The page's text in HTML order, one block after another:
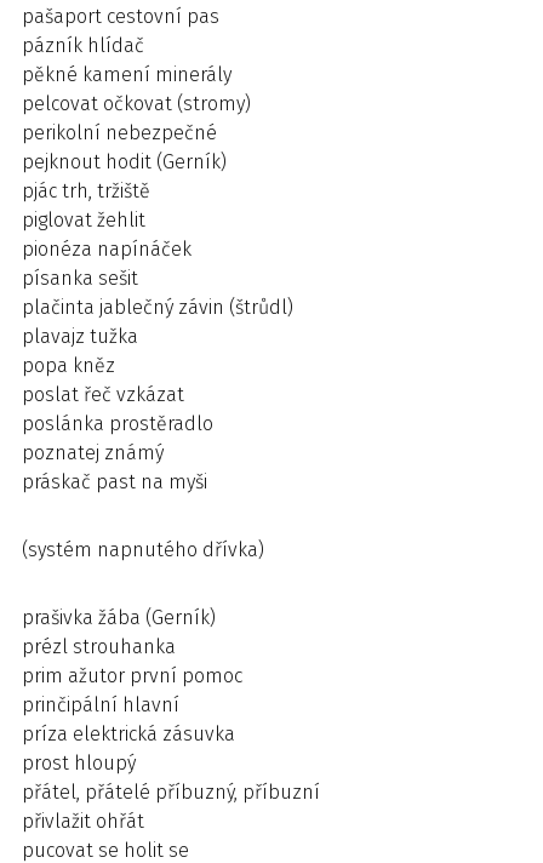
pašaport cestovní pas
pázník hlídač
pěkné kamení minerály
pelcovat očkovat (stromy)
perikolní nebezpečné
pejknout hodit (Gerník)
pjác trh, tržiště
piglovat žehlit
pionéza napínáček
písanka sešit
plačinta jablečný závin (štrůdl)
plavajz tužka
popa kněz
poslat řeč vzkázat
poslánka prostěradlo
poznatej známý
práskač past na myši
(systém napnutého dřívka)
prašivka žába (Gerník)
prézl strouhanka
prim ažutor první pomoc
prinčipální hlavní
príza elektrická zásuvka
prost hloupý
přátel, přátelé příbuzný, příbuzní
přivlažit ohřát
pucovat se holit se